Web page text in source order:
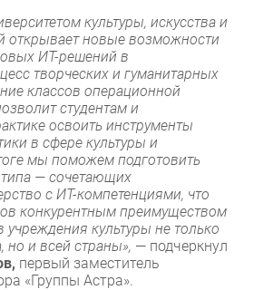
культуры, искусства и
открывает новые возможности
ИТ-решений в
творческих и гуманитарных
классов операционной
студентам и
освоить инструменты
в сфере культуры и
мы поможем подготовить
— сочетающих
с ИТ-компетенциями, что
конкурентным преимуществом
учреждения культуры не только
но и всей страны», — подчеркнул
первый заместитель
«Группы Астра».